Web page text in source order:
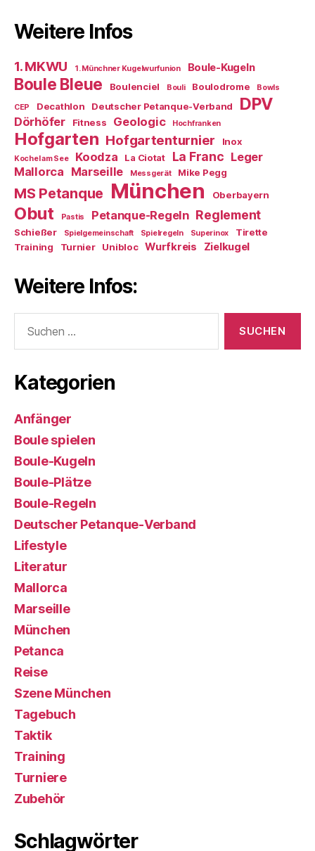
Weitere Infos
1. MKWU 1. Münchner Kugelwurfunion Boule-Kugeln
Boule Bleue Boulenciel Bouli Boulodrome Bowls
CEP Decathlon Deutscher Petanque-Verband DPV
Dörhöfer Fitness Geologic Hochfranken
Hofgarten Hofgartenturnier Inox
Kochel am See Koodza La Ciotat La Franc Leger
Mallorca Marseille Messgerät Mike Pegg
MS Petanque München Oberbayern
Obut Pastis Petanque-Regeln Reglement
Schießer Spielgemeinschaft Spielregeln Superinox
Tirette
Training
Turnier Unibloc Wurfkreis Zielkugel
Weitere Infos:
nach:
Kategorien
Anfänger
Boule spielen
Boule-Kugeln
Boule-Plätze
Boule-Regeln
Deutscher Petanque-Verband
Lifestyle
Literatur
Mallorca
Marseille
München
Petanca
Reise
Szene München
Tagebuch
Taktik
Training
Turniere
Zubehör
Schlagwörter